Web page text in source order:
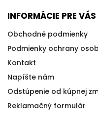
INFORMÁCIE PRE VÁS
Obchodné podmienky
Podmienky ochrany
Kontakt
Napíšte nám
Odstúpenie od kúpnej
Reklamačný formulár